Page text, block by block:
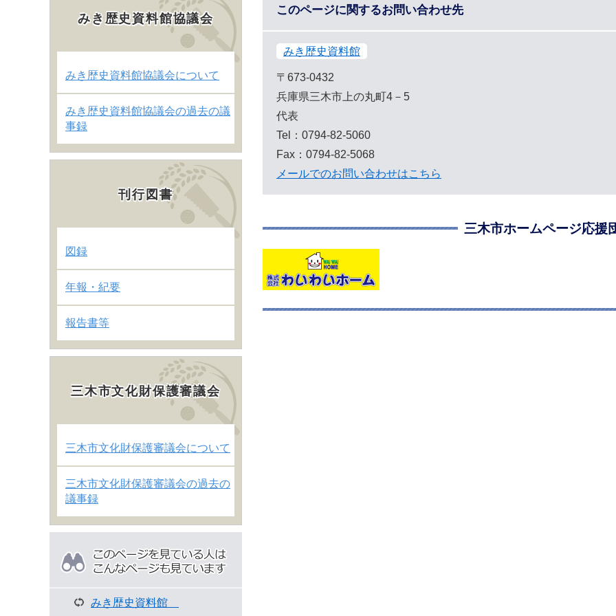
このページに関するお問い合わせ先
みき歴史資料館
〒673-0432
兵庫県三木市上の丸町4－5
代表
Tel：0794-82-5060
Fax：0794-82-5068
メールでのお問い合わせはこちら
三木市ホームページ応援
みき歴史資料館協議会
みき歴史資料館協議会について
みき歴史資料館協議会の過去の議
事録
刊行図書
図録
年報・紀要
報告書等
三木市文化財保護審議会
三木市文化財保護審議会について
三木市文化財保護審議会の過去の
議事録
みき歴史資料館